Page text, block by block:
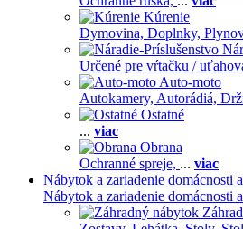
Kúrenie
Dymovina, Doplnky,
Určené pre vŕtačku /
Auto-moto
Autokamery, Autorádiá,
Ostatné
... viac
Obrana
Ochranné spreje, ... viac
Nábytok a zariadenie domácnosti
Nábytok a zariadenie domácnosti